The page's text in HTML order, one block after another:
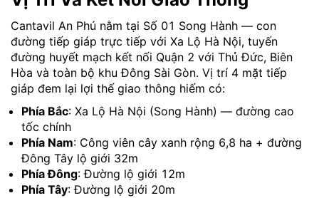
Cantavil An Phú nằm tại Số 01 Song Hành — con
đường tiếp giáp trực tiếp với Xa Lộ Hà Nội, tuyến
đường huyết mạch kết nối Quận 2 với Thủ Đức, Biên
Hòa và toàn bộ khu Đông Sài Gòn. Vị trí 4 mặt tiếp
giáp đem lại lợi thế giao thông hiếm có:
Phía Bắc: Xa Lộ Hà Nội (Song Hành) — đường cao
tốc chính
Phía Nam: Công viên cây xanh rộng 6,8 ha + đường
Đông Tây lộ giới 32m
Phía Đông: Đường lộ giới 12m
Phía Tây: Đường lộ giới 20m